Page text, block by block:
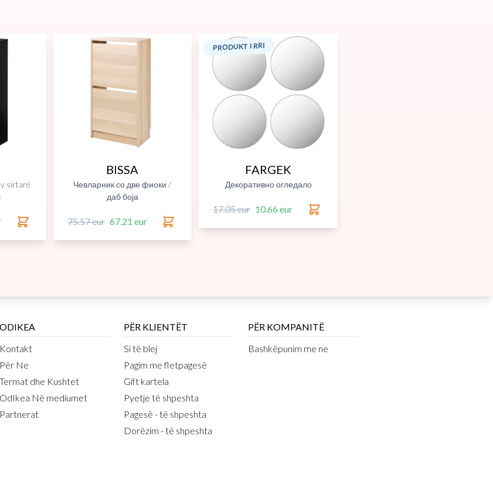
sirtarë
BISSA
Чевларник со две фиоки /
даб боја
75.57 eur 67.21 eur
PRODUKT I RRI
FARGEK
Декоративно огледало
17.05 eur 10.66 eur
ODIKEA
Kontakt
Për Ne
Termat dhe Kushtet
OdIkea Në mediumet
Partnerat
PËR KLIENTËT
Si të blej
Pagim me fletpagesë
Gift kartela
Pyetje të shpeshta
Pagesë - të shpeshta
Dorëzim - të shpeshta
PËR KOMPANITË
Bashkëpunim me ne